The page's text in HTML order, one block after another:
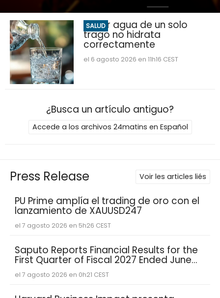
SALUD
Beber agua de un solo
trago no hidrata
correctamente
el 6 agosto 2026 en 11h16 CEST
¿Busca un artículo antiguo?
Accede a los archivos 24matins en Español
Press Release Voir les articles liés
PU Prime amplía el trading de oro con el
lanzamiento de XAUUSD247
el 7 agosto 2026 en 5h26 CEST
Saputo Reports Financial Results for the
First Quarter of Fiscal 2027 Ended June
30, 2026
el 7 agosto 2026 en 0h21 CEST